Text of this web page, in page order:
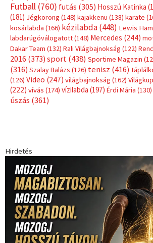
Címkék
(181)Jégkorong(148)kajakkenu(138)karate
kosárlabda(166) Lewis
labdarúgóválogatott(148)Mercedes (244)
Dakar Team(132)Rali Világbajnokság (122)
2016(373)sport Sportime Magazin
(316) Szalay Balázs(126) tenisz(416)
(126)Video(247)világbajnokság (162)
(222) vívás(174) (197) Érdi Mária(130)
úszás(361)